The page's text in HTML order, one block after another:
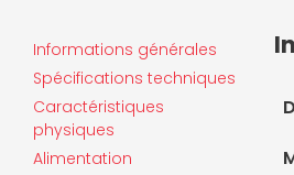
Informations générales
Spécifications techniques
Caractéristiques
physiques
Alimentation